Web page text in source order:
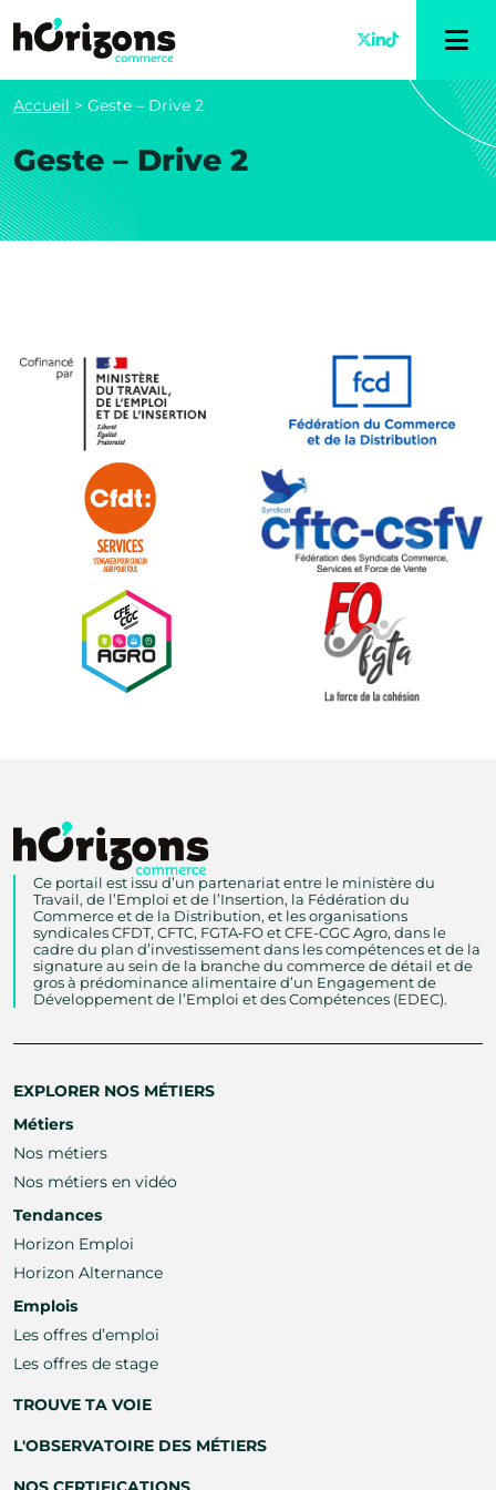
Accueil > Geste – Drive 2
Geste – Drive 2
Ce portail est issu d’un partenariat entre le ministère du
Travail, de l’Emploi et de l’Insertion, la Fédération du
Commerce et de la Distribution, et les organisations
syndicales CFDT, CFTC, FGTA‑FO et CFE-CGC Agro, dans le
cadre du plan d’investissement dans les compétences et de la
signature au sein de la branche du commerce de détail et de
gros à prédominance alimentaire d’un Engagement de
Développement de l’Emploi et des Compétences (EDEC).
EXPLORER NOS MÉTIERS
Métiers
Nos métiers
Nos métiers en vidéo
Tendances
Horizon Emploi
Horizon Alternance
Emplois
Les offres d’emploi
Les offres de stage
TROUVE TA VOIE
L'OBSERVATOIRE DES MÉTIERS